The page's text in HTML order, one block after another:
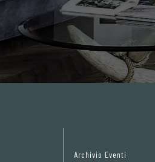
Archivio Eventi